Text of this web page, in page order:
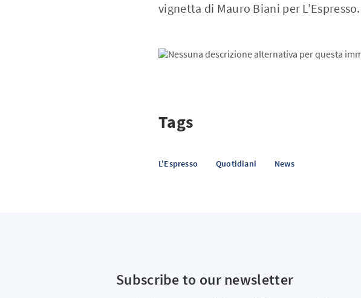
vignetta di Mauro Biani per L’Espresso.
Tags
L'Espresso Quotidiani News
Subscribe to our newsletter